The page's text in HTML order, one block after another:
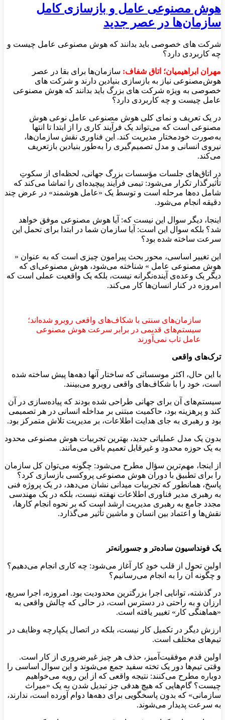
هوش مصنوعی عامل و بازسازی کامل
سازمان‌ها در عصر جدید
شرکت های خصوصی باید بدانند که هوش مصنوعی عامل چیست و
چه کاربردی دارد؟
مهران ابراهیمیان؛ اتاق شفاف: سازمان‌ها برای بقا در عصر
هوش‌مصنوعی نیاز به بازسازی بنیادین دارند و شرکت های
خصوصی به ویژه شرکت های بزرگ باید بدانند که هوش مصنوعی
عامل چیست و چه کاربردی دارد؟
در یک تعریف و نمای کلی هوش مصنوعی عامل نوعی هوش
مصنوعی است که می‌تواند یک فرآیند کاری را از ابتدا تا انتها
به‌صورت خودمختار مدیریت کند. این فناوری نقش سازمان‌ها،
نیروی انسانی و مدل تصمیم‌گیری را به‌طور بنیادین بازتعریف
می‌کند.
در اتاق‌های جلسات مؤسسات بزرگ جهانی، لحظه‌ای از سکوتِ
تأثیرگذار تکرار می‌شود: تیمی فرآیند پیچیده‌ای را تماشا می‌کند که
شامل ده‌ها مرحله است و توسط یک «عامل هوشمند» در عرض چند
دقیقه انجام می‌شود.
اینجا، دیگر سوال این نیست که: آیا هوش مصنوعی موفق خواهد
شد؟ بلکه سوال این است: آیا سازمان شما در ابتدا برای تحمل این
سرعت ساخته شده بود؟
این تغییر اساسی، محور بحث پیرامون چیزی است که به عنوان «
هوش مصنوعی عامل » شناخته می‌شود، هوش مصنوعی‌ای که
دیگر یک وعده‌ی آینده‌نگرانه نیست، بلکه یک واقعیت عملی است که
امروزه در کنار انسان‌ها کار می‌کند.
سازمان‌های سنتی با شکاف‌های واقعی روبرو شده‌اند؛
سیستم‌های قدیمی در برابر سرعت هوش مصنوعی
عامل تاب نمی‌آورند
ترک‌های واقعی
با این حال، اکثر موسساتی که ساختار آنها دهه‌ها پیش ساخته شده
است، خود را با شکاف‌های واقعی روبرو می‌بینند.
سیستم‌های آن برای جهانی طراحی شده بودند که پیاده‌سازی در آن
کند و پرهزینه بود، حاکمیت مبتنی بر مداخله انسانی در هر تصمیمی
بود و رهبری به جای هدایت اطلاعات، بر مدیریت تلاش متمرکز بود.
بدون یک مدل عملیاتی جدید، بهترین تجربیات هوش مصنوعی محدود
به یک حوزه محدود و غیرقابل تعمیم باقی می‌مانند.
از اینجا، مهم‌ترین سؤال مطرح می‌شود: چگونه می‌توان کل سازمان
را برای تطبیق با دوران هوش مصنوعی پروکسی بازسازی کرد؟
پاسخ، همانطور که تجربیات میدانی نشان می‌دهد، در یک پروژه فنی
به رهبری مدیر فناوری اطلاعات نهفته نیست، بلکه در یک مهندسی
مجدد جامع به رهبری مدیریت ارشد است که بر نحوه انجام کارها،
نقش‌ها و اعتماد بین انسان و ماشین تأثیر می‌گذارد.
یک فونداسیون ساده‌تر و جسورانه‌تر
اولین تحول از قلب خودِ کار آغاز می‌شود: چه کاری انجام می‌دهیم؟
و چگونه آن را به انجام می‌رسانیم؟
در گذشته، توانایی اجرا بزرگترین محدودیت بود. امروزه، اجرا سریع،
ارزان و به راحتی در دسترس است، در حالی که چالش واقعی به
«هماهنگی کار» تغییر یافته است.
ارزش دیگر در تکمیل کار نیست، بلکه در اتصال یکپارچه وظایف در
تیم‌های مختلف است.
اولین قدم موفقیت‌آمیز، حذف هر چیز غیرضروری از کار است.
وقتی تیم‌ها دور یک تخته سفید جمع می‌شوند و این سوال اساسی را
دوباره مطرح می‌کنند: نتیجه واقعی که از این رویه می‌خواهیم
چیست؟ گام‌هایی که هیچ هدفی جز تبدیل شدن به یک «میراث
سازمانی» که بدون پاسخگویی برای دهه‌ها دوام آورده است، ندارند،
به سرعت پدیدار می‌شوند.